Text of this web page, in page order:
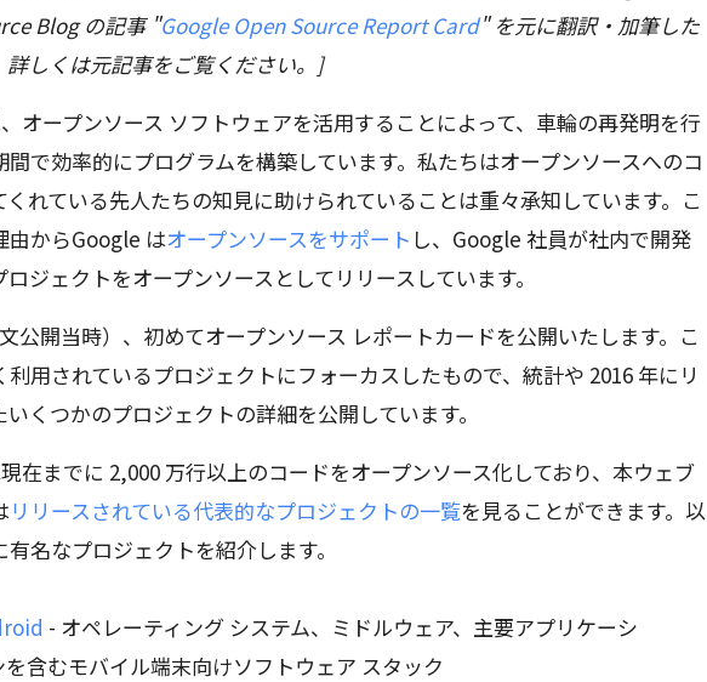
Blog の記事 "Google Open Source Report Card" を元に翻訳・加筆した
詳しくは元記事をご覧ください。]
オープンソース ソフトウェアを活用することによって、車輪の再発明を行
間で効率的にプログラムを構築しています。私たちはオープンソースへのコ
くれている先人たちの知見に助けられていることは重々承知しています。こ
由からGoogle はオープンソースをサポート し、Google 社員が社内で開発
ロジェクトをオープンソースとしてリリースしています。
公開当時）、初めてオープンソース レポートカードを公開いたします。こ
利用されているプロジェクトにフォーカスしたもので、統計や 2016 年にリ
いくつかのプロジェクトの詳細を公開しています。
在までに 2,000 万行以上のコードをオープンソース化しており、本ウェブ
リリースされている代表的なプロジェクトの一覧を見ることができます。以
名なプロジェクトを紹介します。
- オペレーティング システム、ミドルウェア、主要アプリケーシ
を含むモバイル端末向けソフトウェア スタック